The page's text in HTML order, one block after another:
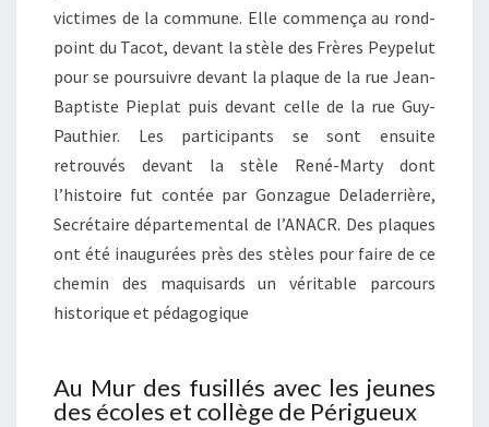
victimes de la commune. Elle commença au rond-
point du Tacot, devant la stèle des Frères Peypelut
pour se poursuivre devant la plaque de la rue Jean-
Baptiste Pieplat puis devant celle de la rue Guy-
Pauthier. Les participants se sont ensuite
retrouvés devant la stèle René-Marty dont
l’histoire fut contée par Gonzague Deladerrière,
Secrétaire départemental de l’ANACR. Des plaques
ont été inaugurées près des stèles pour faire de ce
chemin des maquisards un véritable parcours
historique et pédagogique
Au Mur des fusillés avec les jeunes
des écoles et collège de Périgueux